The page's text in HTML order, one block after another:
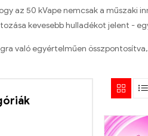
az 50 kVape nemcsak a
kevesebb hulladékot jelent -
való egyértelműen